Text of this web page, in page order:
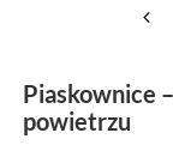
Piaskownice
powietrzu